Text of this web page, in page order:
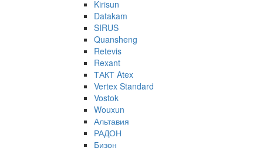
Kirisun
Datakam
SIRUS
Quansheng
Retevis
Rexant
ТАКТ Atex
Vertex Standard
Vostok
Wouxun
Альтавия
РАДОН
Бизон